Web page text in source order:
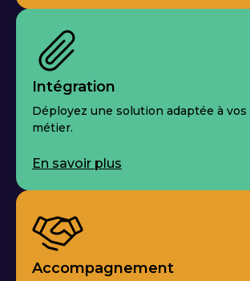
Intégration
Déployez une solution adaptée à
métier.
En savoir plus
Accompagnement